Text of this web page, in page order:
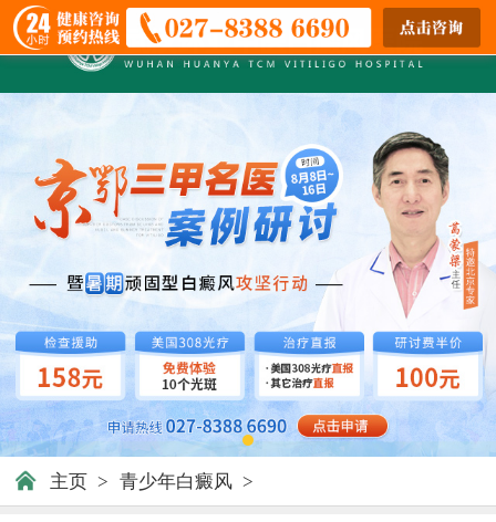
主页 > 青少年白癜风 >